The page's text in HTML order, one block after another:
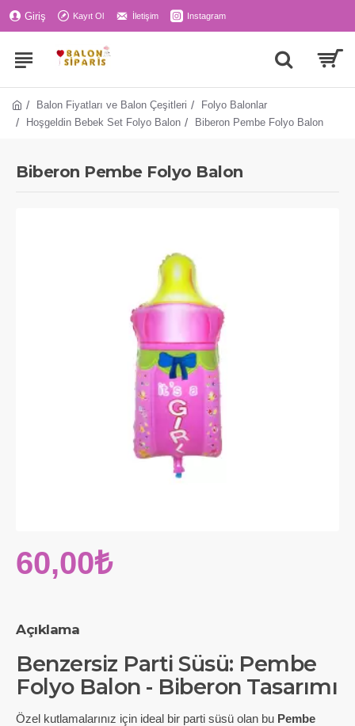
Giriş Kayıt Ol İletişim Instagram
Balon Fiyatları ve Balon Çeşitleri
Folyo Balonlar
Hoşgeldin Bebek Set Folyo Balon
Biberon Pembe Folyo Balon
Biberon Pembe Folyo Balon
Açıklama
Benzersiz Parti Süsü: Pembe
Folyo Balon - Biberon Tasarımı
Özel kutlamalarınız için ideal bir parti süsü olan bu Pembe
60,00₺